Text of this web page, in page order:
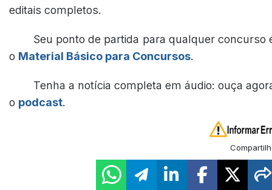
editais completos.
Seu ponto de partida para qualquer concurso
o Material Básico para Concursos.
Tenha a notícia completa em áudio: ouça
o podcast.